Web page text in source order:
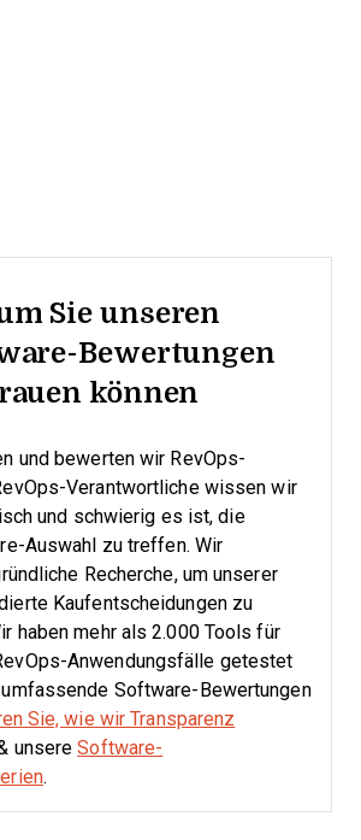
Sie unseren
Bewertungen
können
und bewerten wir RevOps-
Verantwortliche wissen wir
und schwierig es ist, die
Auswahl zu treffen. Wir
Recherche, um unserer
Kaufentscheidungen zu
haben mehr als 2.000 Tools für
Anwendungsfälle getestet
Software-Bewertungen
Sie, wie wir Transparenz
unsereSoftware-
.